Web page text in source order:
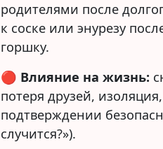
родителями после
к соске или энурезу
горшку.
🔴 Влияние на жизнь:
потеря друзей,
подтверждении
случится?»).